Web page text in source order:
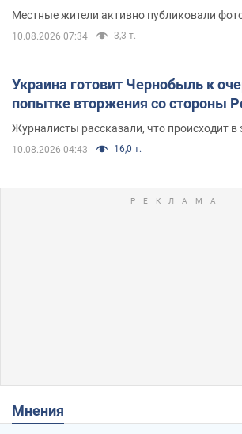
Местные жители активно публиковали
10.08.2026 07:34 3,3 т.
Украина готовит Чернобыль к
попытке вторжения со стороны
Журналисты рассказали, что происходит в
10.08.2026 04:43 16,0 т.
Мнения